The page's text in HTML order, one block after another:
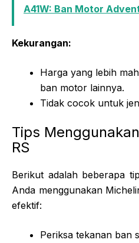
A41W: Ban Motor
Kekurangan:
Harga yang lebih
ban motor lainnya.
Tidak cocok untuk
Tips
RS
Berikut adalah beberapa
Anda menggunakan
efektif:
Periksa tekanan ban